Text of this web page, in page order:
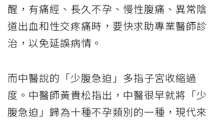
醒，有痛經、長久不孕、慢性腹痛、異常陰
道出血和性交疼痛時，要快求助專業醫師診
治，以免延誤病情。
而中醫說的「少腹急迫」多指子宮收縮過
度。中醫師黃貴松指出，中醫很早就將「少
腹急迫」歸為十種不孕類別的一種，現代來